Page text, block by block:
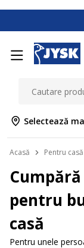
Selectează
Acasă Pentru casă
pentru
casă
Pentru unele